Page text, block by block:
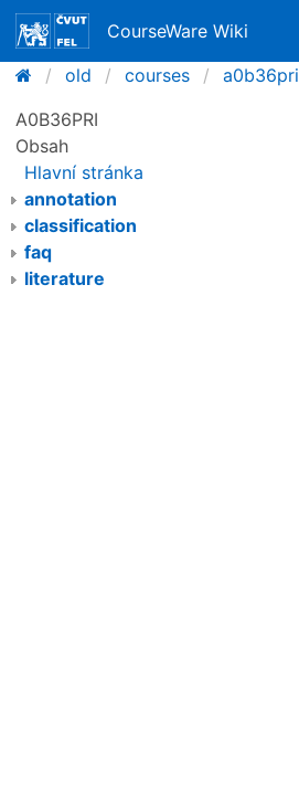
CourseWare Wiki
old
courses a0b36pri
A0B36PRI
Obsah
Hlavní stránka
annotation
classification
faq
literature